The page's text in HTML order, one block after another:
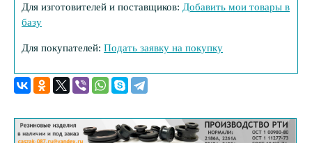
Для изготовителей и поставщиков: Добавить мои товары в
базу
Для покупателей: Подать заявку на покупку